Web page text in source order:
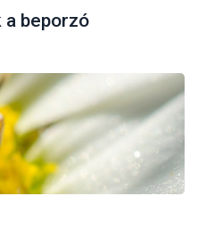
beporzó